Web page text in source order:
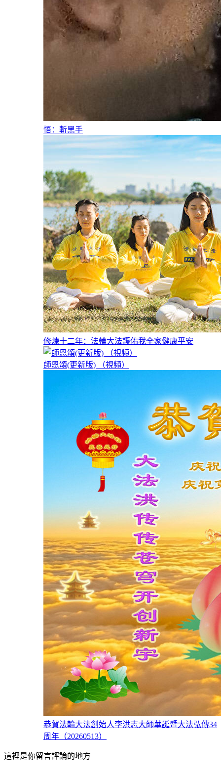
悟：斬黑手
修煉十二年：法輪大法護佑我全家健康平安
師恩頌(更新版) （視頻）
恭賀法輪大法創始人李洪志大師華誕暨大法弘傳34
周年（20260513）
這裡是你留言評論的地方